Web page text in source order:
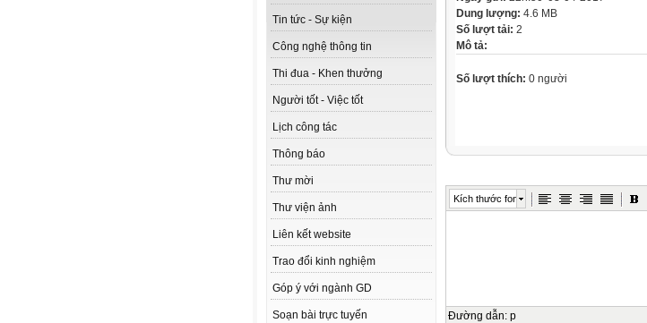
Tin tức - Sự kiện
Công nghệ thông tin
Thi đua - Khen thưởng
Người tốt - Việc tốt
Lịch công tác
Thông báo
Thư mời
Thư viện ảnh
Liên kết website
Trao đổi kinh nghiệm
Góp ý với ngành GD
Soạn bài trực tuyến
Dung lượng: 4.6 MB
Số lượt tải: 2
Mô tả:
Số lượt thích: 0 người
Kích thước font
Đường dẫn: p